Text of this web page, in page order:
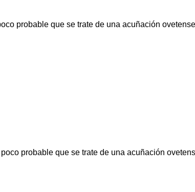
probable que se trate de una acuñación
probable que se trate de una acuñación